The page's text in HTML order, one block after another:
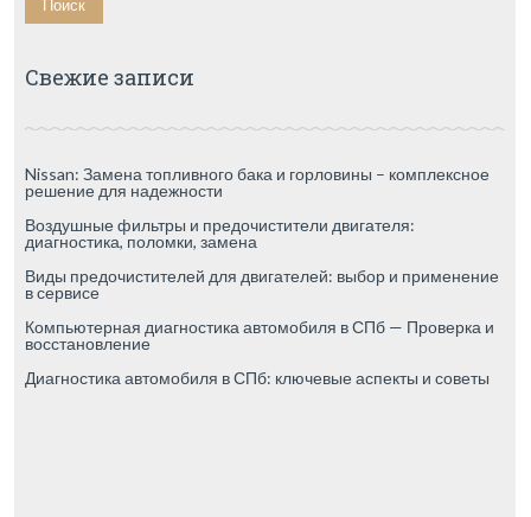
Свежие записи
Nissan: Замена топливного бака и горловины – комплексное
решение для надежности
Воздушные фильтры и предочистители двигателя:
диагностика, поломки, замена
Виды предочистителей для двигателей: выбор и применение
в сервисе
Компьютерная диагностика автомобиля в СПб — Проверка и
восстановление
Диагностика автомобиля в СПб: ключевые аспекты и советы